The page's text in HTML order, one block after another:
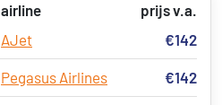
airline
prijs v.a.
AJet €142
Pegasus Airlines €142